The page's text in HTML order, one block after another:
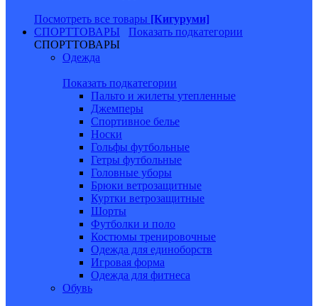
Посмотреть все товары [Кигуруми]
СПОРТТОВАРЫ
Показать подкатегории
СПОРТТОВАРЫ
Одежда
Показать подкатегории
Пальто и жилеты утепленные
Джемперы
Спортивное белье
Носки
Гольфы футбольные
Гетры футбольные
Головные уборы
Брюки ветрозащитные
Куртки ветрозащитные
Шорты
Футболки и поло
Костюмы тренировочные
Одежда для единоборств
Игровая форма
Одежда для фитнеса
Обувь